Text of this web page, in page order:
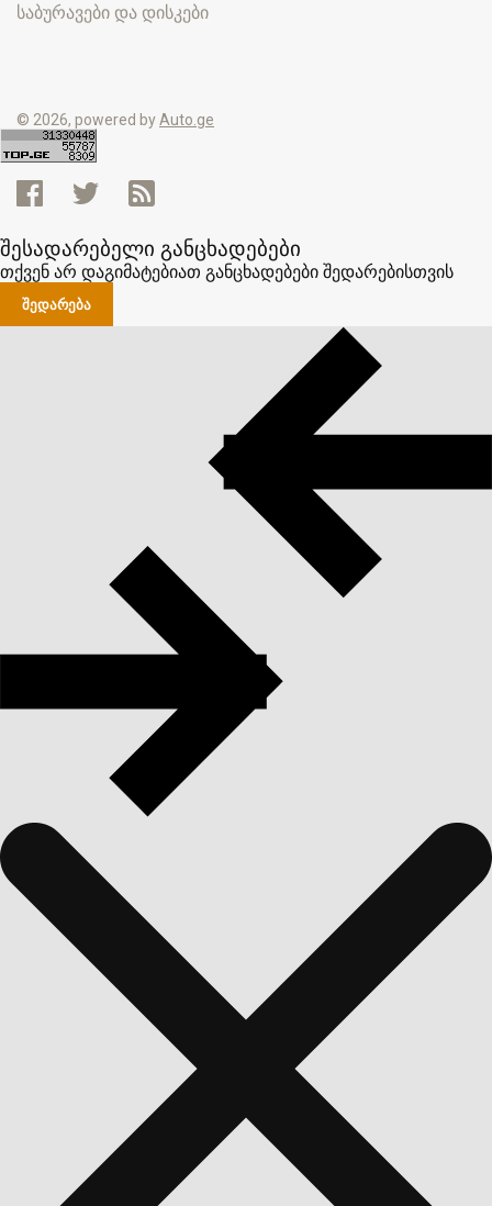
საბურავები და დისკები
© 2026, powered byAuto.ge
შესადარებელი განცხადებები
თქვენ არ დაგიმატებიათ განცხადებები შედარებისთვის
ᲨᲔᲓᲐᲠᲔᲑᲐ